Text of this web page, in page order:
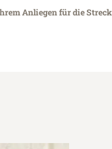
Anliegen für die